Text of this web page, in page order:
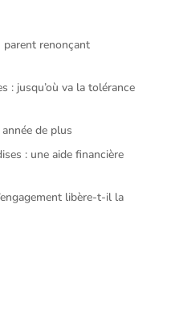
renonçant
: jusqu’où va la tolérance
de plus
: une aide financière
libère-t-il la